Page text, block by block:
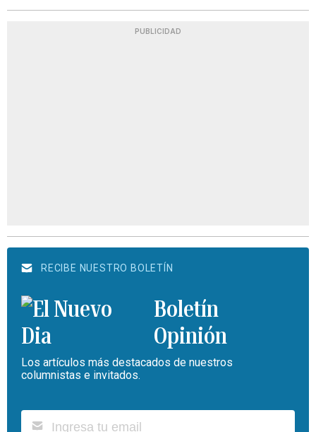
PUBLICIDAD
RECIBE NUESTRO BOLETÍN
Boletín
Opinión
Los artículos más destacados de nuestros
columnistas e invitados.